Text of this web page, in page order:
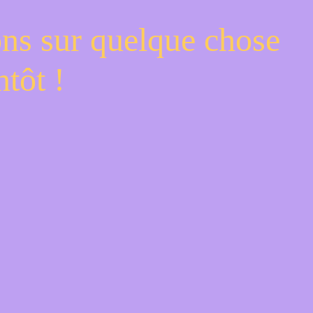
sur quelque chose
!